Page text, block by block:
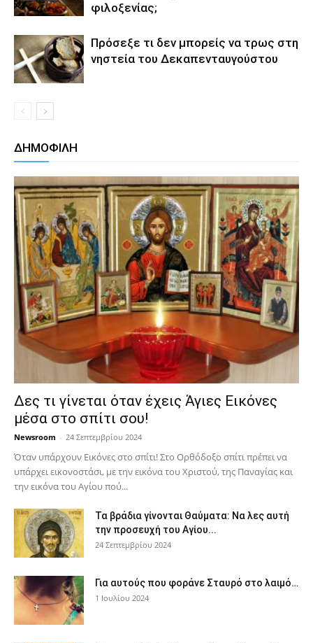
φιλοξενίας;
Πρόσεξε τι δεν μπορείς να τρως στη
νηστεία του Δεκαπενταυγούστου
ΔΗΜΟΦΙΛΗ
Δες τι γίνεται όταν έχεις Άγιες Εικόνες
μέσα στο σπίτι σου!
Newsroom - 24 Σεπτεμβρίου 2024
Όταν υπάρχουν Εικόνες στο σπίτι! Στο Ορθόδοξο σπίτι πρέπει να
υπάρχει εικονοστάσι, με την εικόνα του Χριστού, της Παν­αγίας και
την εικόνα του Αγίου πού...
Τα βράδια γίνονται Θαύματα: Να λες αυτή
την προσευχή του Αγίου...
24 Σεπτεμβρίου 2024
Για αυτούς που φοράνε Σταυρό στο λαιμό…
1 Ιουλίου 2024